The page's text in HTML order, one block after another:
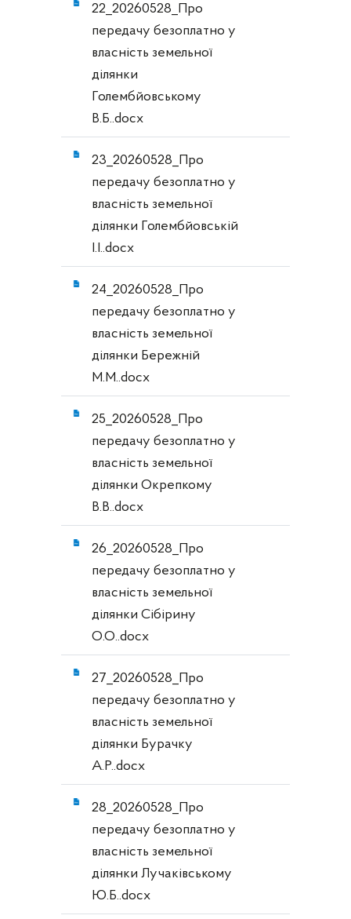
22_20260528_Про
передачу безоплатно у
власність земельної
ділянки
Голембйовському
В.Б..docx
23_20260528_Про
передачу безоплатно у
власність земельної
ділянки Голембйовській
І.І..docx
24_20260528_Про
передачу безоплатно у
власність земельної
ділянки Бережній
М.М..docx
25_20260528_Про
передачу безоплатно у
власність земельної
ділянки Окрепкому
В.В..docx
26_20260528_Про
передачу безоплатно у
власність земельної
ділянки Сібірину
О.О..docx
27_20260528_Про
передачу безоплатно у
власність земельної
ділянки Бурачку
А.Р..docx
28_20260528_Про
передачу безоплатно у
власність земельної
ділянки Лучаківському
Ю.Б..docx